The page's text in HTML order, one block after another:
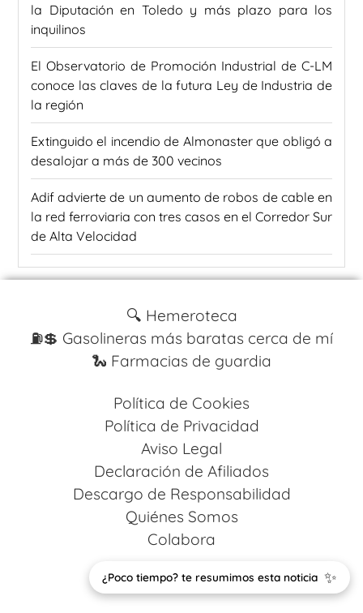
¿Poco tiempo? te resumimos esta noticia ✨
la Diputación en Toledo y más plazo para los
inquilinos
El Observatorio de Promoción Industrial de C-LM
conoce las claves de la futura Ley de Industria de
la región
Extinguido el incendio de Almonaster que obligó a
desalojar a más de 300 vecinos
Adif advierte de un aumento de robos de cable en
la red ferroviaria con tres casos en el Corredor Sur
de Alta Velocidad
🔍 Hemeroteca
⛽️💲 Gasolineras más baratas cerca de mí
🐍 Farmacias de guardia
Política de Cookies
Política de Privacidad
Aviso Legal
Declaración de Afiliados
Descargo de Responsabilidad
Quiénes Somos
Colabora
Design byCodestack Solutions